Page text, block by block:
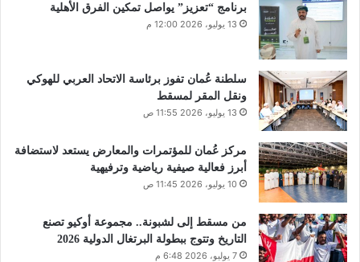
برنامج “تعزيز” يواصل تمكين الفرق الأهلية
13 يوليو، 2026 12:00 م
سلطنة عُمان تفوز برئاسة الاتحاد العربي للهوكي
ونقل المقر لمسقط
13 يوليو، 2026 11:55 ص
مركز عُمان للمؤتمرات والمعارض يستعد لاستضافة
أبرز فعالية صيفية رياضية وترفيهية
10 يوليو، 2026 11:45 ص
من مسقط إلى لشبونة.. مجموعة أوكيو تصنع
التاريخ وتتوج ببطولة البرتغال الدولية 2026
7 يوليو، 2026 6:48 م